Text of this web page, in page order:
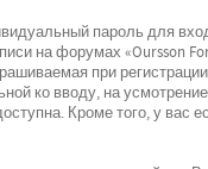
пароль для
на форумах «Oursson
при
ко вводу, на
Кроме того, у вас